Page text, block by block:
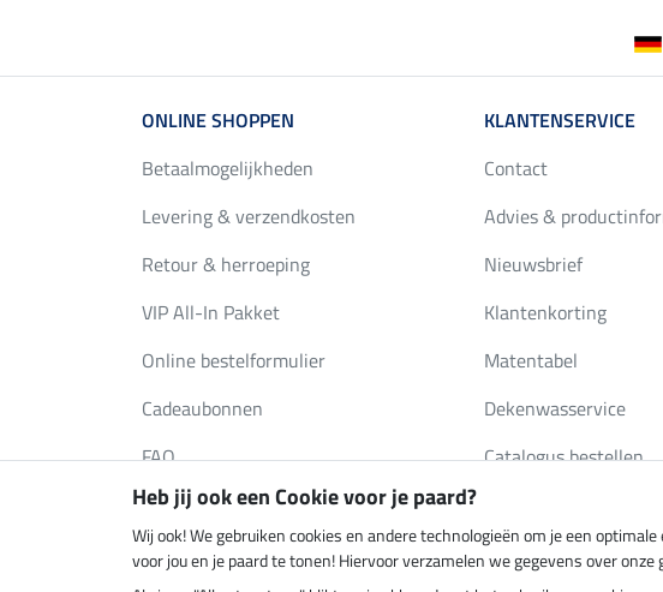
ONLINE SHOPPEN
Betaalmogelijkheden
Levering & verzendkosten
Retour & herroeping
VIP All-In Pakket
Online bestelformulier
Cadeaubonnen
FAQ
KLANTENSERVICE
Contact
Advies &
Nieuwsbrief
Klantenkorting
Matentabel
Dekenwasservice
Catalogus bestellen
Klimaatneutrale shop Verzending per
Heb jij ook een Cookie voor je paard?
Wij ook! We gebruiken cookies en andere technologieën om je een
voor jou en je paard te tonen! Hiervoor verzamelen we gegevens over